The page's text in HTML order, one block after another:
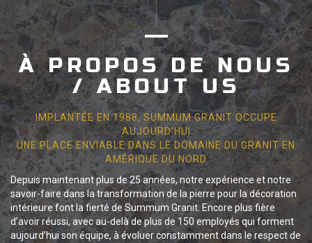
À PROPOS DE NOUS
/ ABOUT US
IMPLANTÉE EN 1988, SUMMUM GRANIT OCCUPE
AUJOURD’HUI
UNE PLACE ENVIABLE DANS LE DOMAINE DU GRANIT EN
AMÉRIQUE DU NORD
Depuis maintenant plus de 25 années, notre expérience et notre
savoir-faire dans la transformation de la pierre pour la décoration
intérieure font la fierté de Summum Granit. Encore plus fière
d’avoir réussi, avec au-delà de plus de 150 employés qui forment
aujourd’hui son équipe, à évoluer constamment dans le respect de